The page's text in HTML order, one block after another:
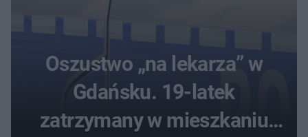
Oszustwo „na lekarza” w
Gdańsku. 19-latek
zatrzymany w mieszkaniu